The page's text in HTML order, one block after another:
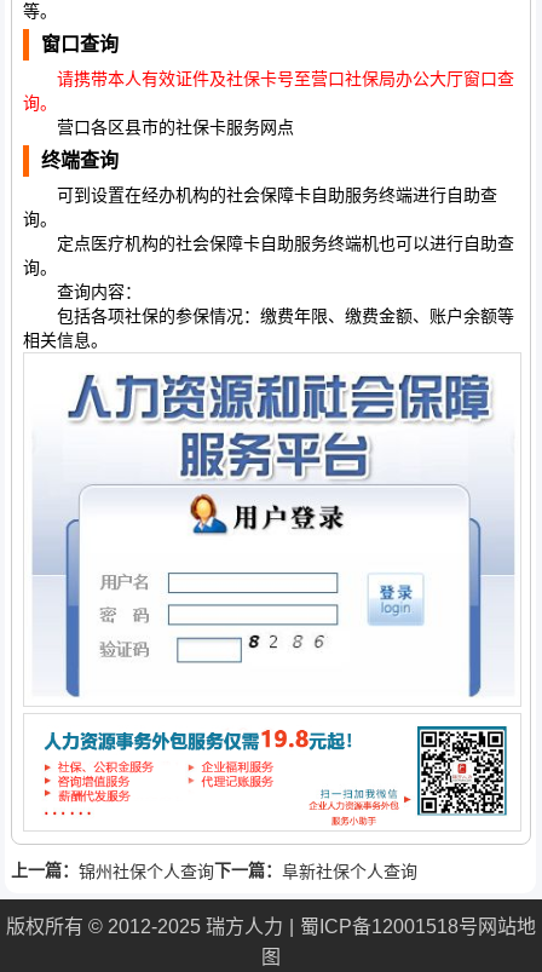
等。
窗口查询
请携带本人有效证件及社保卡号至营口社保局办公大厅窗口查
询。
营口各区县市的社保卡服务网点
终端查询
可到设置在经办机构的社会保障卡自助服务终端进行自助查
询。
定点医疗机构的社会保障卡自助服务终端机也可以进行自助查
询。
查询内容：
包括各项社保的参保情况：缴费年限、缴费金额、账户余额等
相关信息。
上一篇： 锦州社保个人查询下一篇： 阜新社保个人查询
版权所有 © 2012-2025 瑞方人力 蜀ICP备12001518号 网站地
图